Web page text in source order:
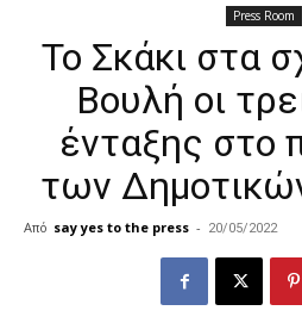
Press Room
Το Σκάκι στα
Βουλή οι
ένταξης στο
των
Από say yes to the press - 20/05/2022